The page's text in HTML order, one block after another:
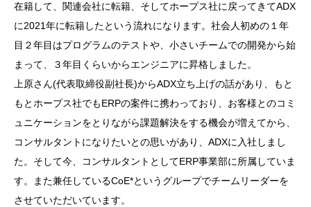
在籍して、関連会社に転籍、そしてホープス社に戻ってきてADX
に2021年に転籍したという流れになります。社会人初めの１年
目２年目はプログラムのテストや、小さいチームでの開発から始
まって、３年目くらいからエンジニアに昇格しました。
上原さん(代表取締役副社長)からADX立ち上げの話があり、もと
もとホープス社でもERPの案件に携わっており、お客様とのコミ
ュニケーションをとりながら課題解決をする機会が増えてから、
コンサルタントになりたいとの思いがあり、ADXに入社しまし
た。そして今、コンサルタントとしてERP事業部に所属していま
す。また兼任しているCoE*というグループでチームリーダーを
させていただいています。